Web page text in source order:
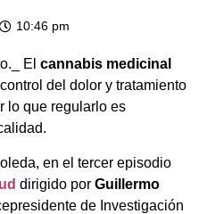
10:46 pm
El cannabis medicinal
del dolor y tratamiento
lo que regularlo es
en el tercer episodio
dirigido por Guillermo
de Investigación